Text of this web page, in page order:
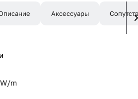
Аксессуары
m